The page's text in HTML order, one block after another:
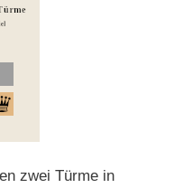
zwei Türme in